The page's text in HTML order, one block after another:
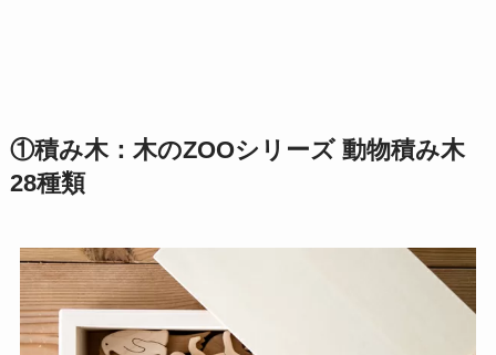
①積み木：木のZOOシリーズ 動物積み木
28種類